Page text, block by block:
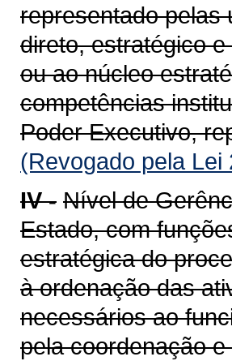
representado pelas
direto, estratégico
ou ao núcleo
competências
Poder Executivo,
(Revogado pela
IV - Nível de
Estado, com
estratégica do
à ordenação das
necessários ao
pela coordenação